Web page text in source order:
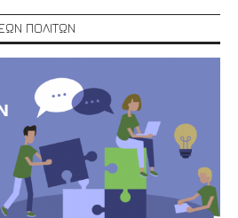
ΠΟΛΙΤΩΝ